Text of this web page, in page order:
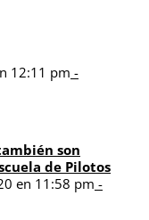
12:11 pm -
son
de Pilotos
en 11:58 pm -